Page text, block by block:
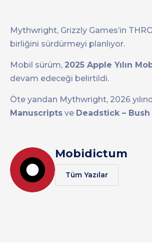
Mythwright, Grizzly Games’in
birliğini sürdürmeyi planlıyor.
Mobil sürüm, 2025 Apple Yılın
devam edeceği belirtildi.
Öte yandan Mythwright, 2026
Manuscripts ve Deadstick –
Mobidictum
Tüm Yazılar